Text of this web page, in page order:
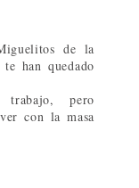
de la
han quedado
pero
con la masa